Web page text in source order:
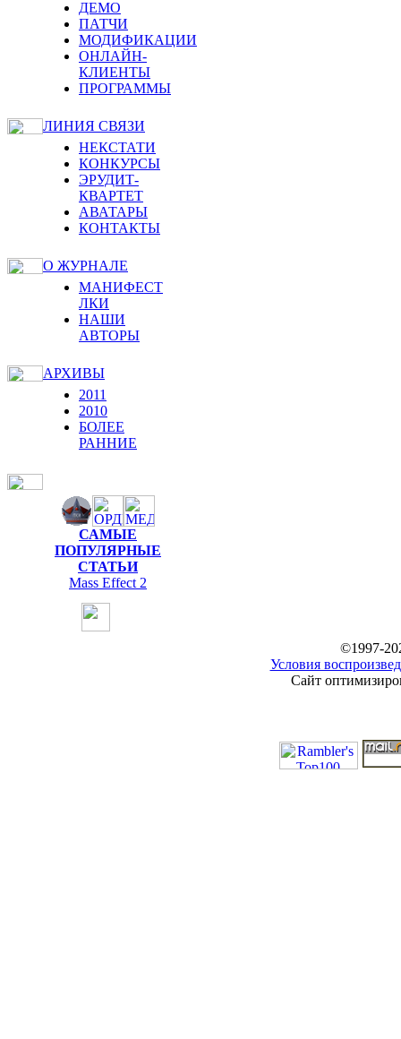
ДЕМО
ПАТЧИ
МОДИФИКАЦИИ
ОНЛАЙН-
КЛИЕНТЫ
ПРОГРАММЫ
ЛИНИЯ СВЯЗИ
НЕКСТАТИ
КОНКУРСЫ
ЭРУДИТ-
КВАРТЕТ
АВАТАРЫ
КОНТАКТЫ
О ЖУРНАЛЕ
МАНИФЕСТ
ЛКИ
НАШИ
АВТОРЫ
АРХИВЫ
2011
2010
БОЛЕЕ
РАННИЕ
САМЫЕ
ПОПУЛЯРНЫЕ
СТАТЬИ
Mass Effect 2
©1997-
Условия
Сайт